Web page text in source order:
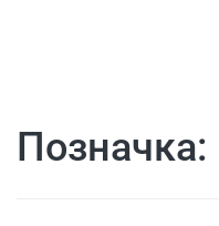
Позначка: